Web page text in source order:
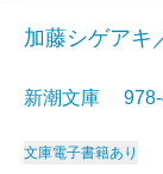
加藤シゲアキ
新潮文庫
文庫電子書籍あり